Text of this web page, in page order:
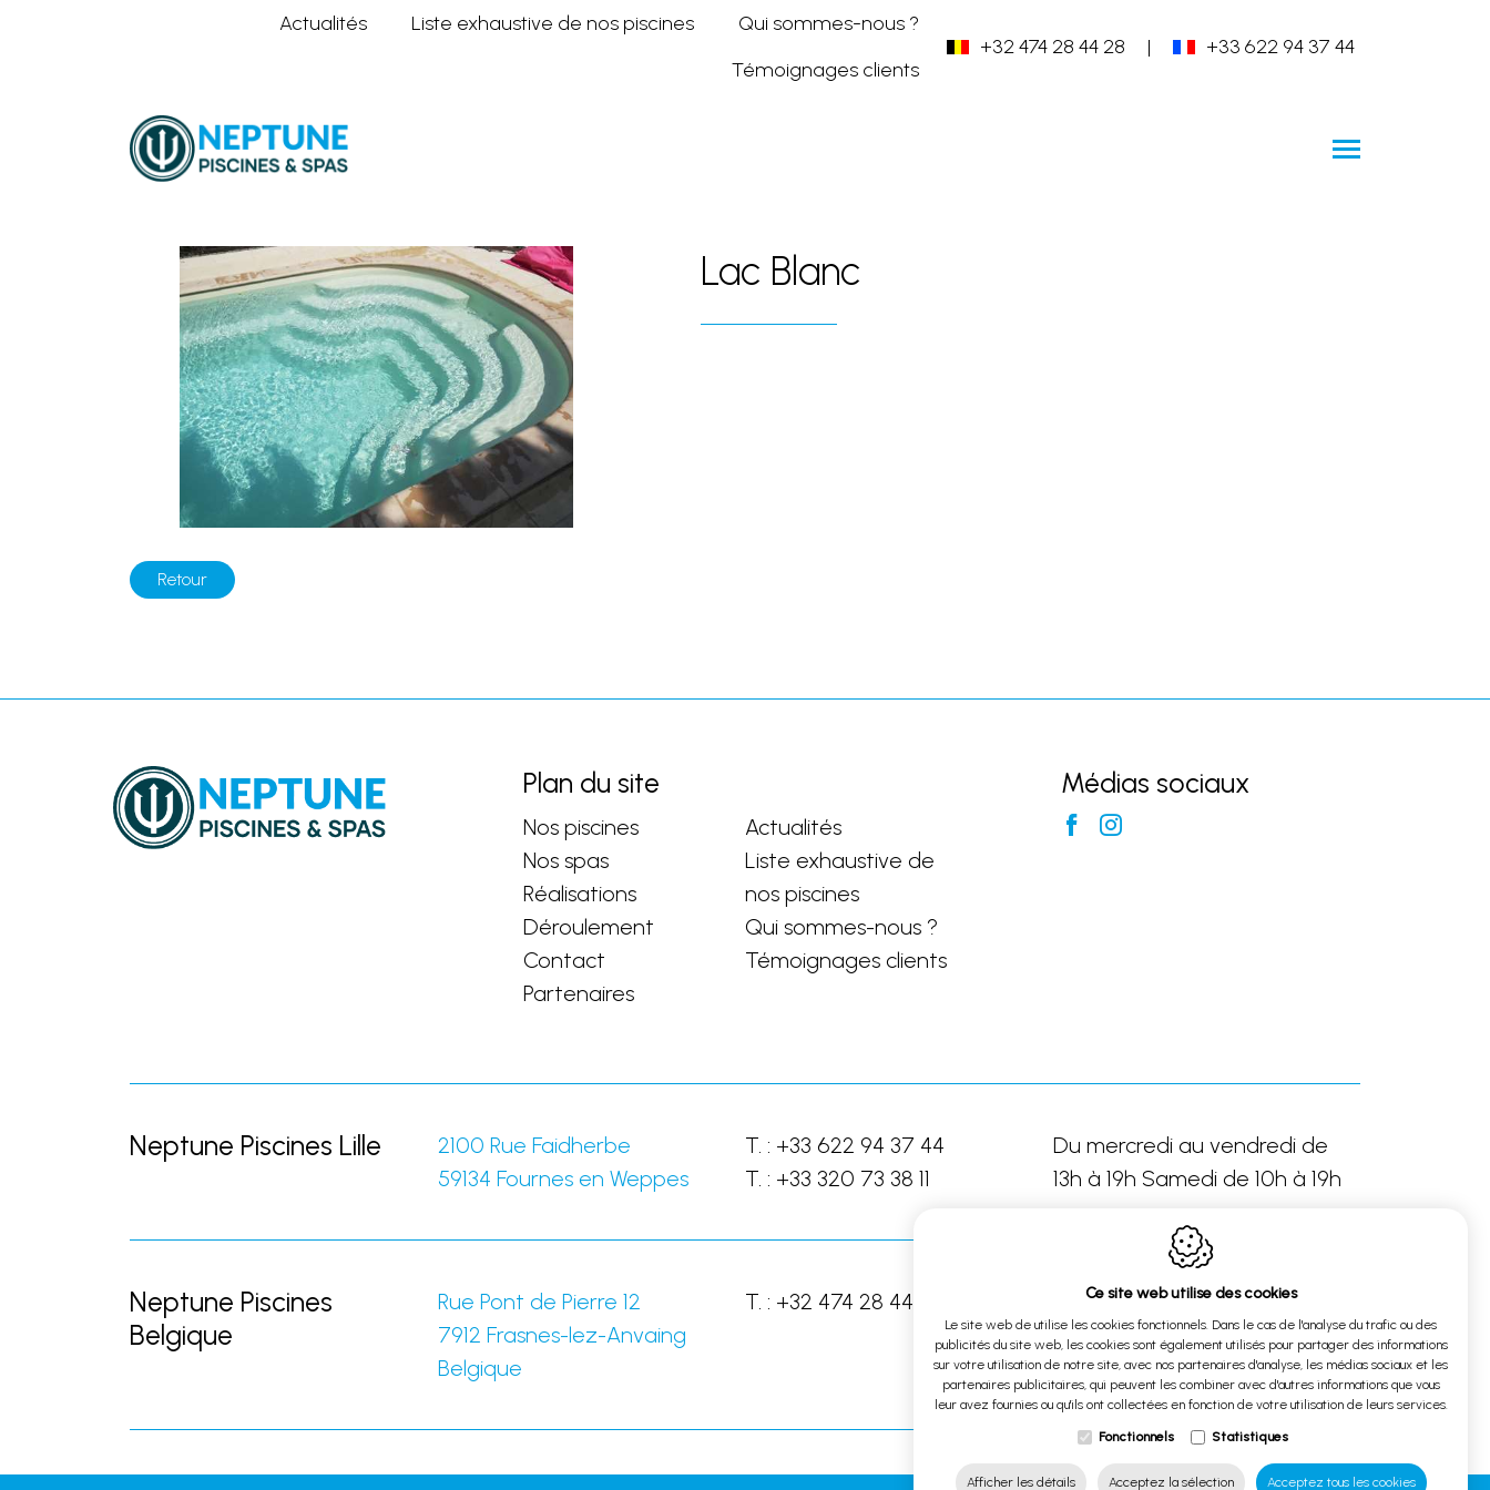
Actualités Liste exhaustive de nos piscines
Qui sommes-nous ?
Témoignages clients
+32 474 28 44 28 | +33 622 94 37 44
Home
Lac Blanc
Retour
Plan du site
Nos piscines
Nos spas
Réalisations
Déroulement
Contact
Partenaires
Actualités
Liste exhaustive de
nos piscines
Qui sommes-nous ?
Témoignages clients
Médias sociaux
Neptune Piscines Lille
2100 Rue Faidherbe
59134 Fournes en Weppes
T. : +33 622 94 37 44
T. : +33 320 73 38 11
Du mercredi au vendredi de
13h à 19h Samedi de 10h à 19h
Neptune Piscines
Belgique
Rue Pont de Pierre 12
7912 Frasnes-lez-Anvaing
Belgique
T. : +32 474 28 44 28 Sur rendez-vous
Ce site web utilise des cookies
Le site web de utilise les cookies fonctionnels. Dans le cas de l'analyse du trafic ou des
publicités du site web, les cookies sont également utilisés pour partager des informations
sur votre utilisation de notre site, avec nos partenaires d'analyse, les médias sociaux et les
partenaires publicitaires, qui peuvent les combiner avec d'autres informations que vous
leur avez fournies ou qu'ils ont collectées en fonction de votre utilisation de leurs services.
Fonctionnels Statistiques
Afficher les détails Acceptez la sélection Acceptez tous les cookies